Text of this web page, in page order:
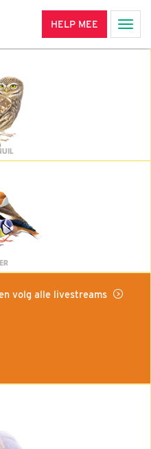
HELP MEE
volg alle livestreams